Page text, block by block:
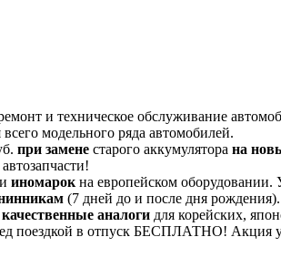
и техническое обслуживание
модельного ряда автомобилей.
при замене старого аккумулятора на
иномарокна европейском оборудовании.
(7 дней до и после дня рождения).
качественные аналоги для корейских,
поездкой в отпуск БЕСПЛАТНО! Акция